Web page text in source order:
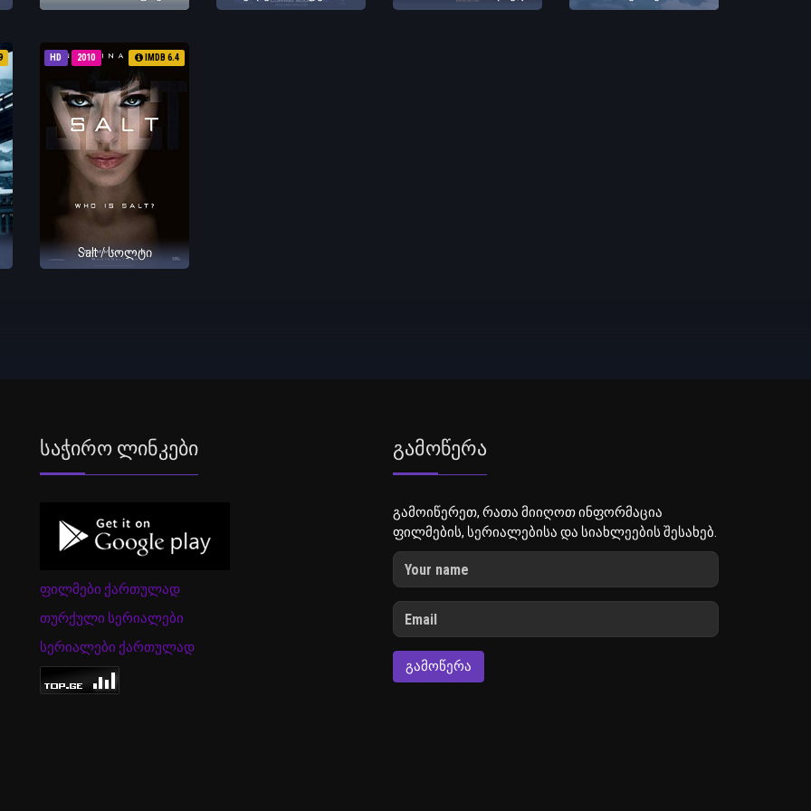
HD 2010 IMDB 6.4
Salt / სოლტი
Საჭირო Ლინკები
ფილმები ქართულად
თურქული სერიალები
სერიალები ქართულად
Გამოწერა
გამოიწერეთ, რათა მიიღოთ ინფორმაცია
ფილმების, სერიალებისა და სიახლეების შესახებ.
ᲒᲐᲛᲝᲬᲔᲠᲐ